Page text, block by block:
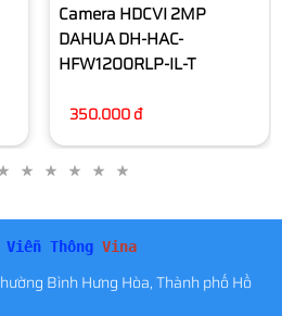
Camera Dome 2MP
DAHUA DH-HAC-T1A21P-U-
IL-A
320.000 đ
Viễn Thông Vina
Bình Hưng Hòa, Thành phố Hồ